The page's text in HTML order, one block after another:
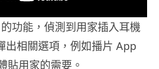
功能，偵測到用家插入耳機
出相關選項，例如播片 App
貼用家的需要。